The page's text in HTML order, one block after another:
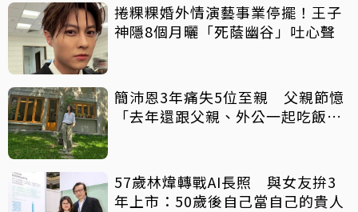
捲粿粿婚外情演藝事業停擺！王子
神隱8個月曬「死蔭幽谷」吐心聲
簡沛恩3年痛失5位至親 父親節憶
「去年還跟父親、外公一起吃飯聊
57歲林煒轉戰AI長照 與女友拚3
年上市：50歲後自己當自己的貴人